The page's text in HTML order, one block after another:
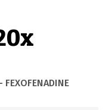
- FEXOFENADINE